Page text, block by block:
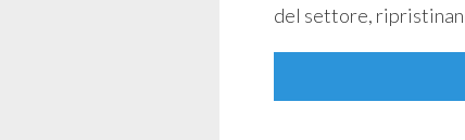
del settore,